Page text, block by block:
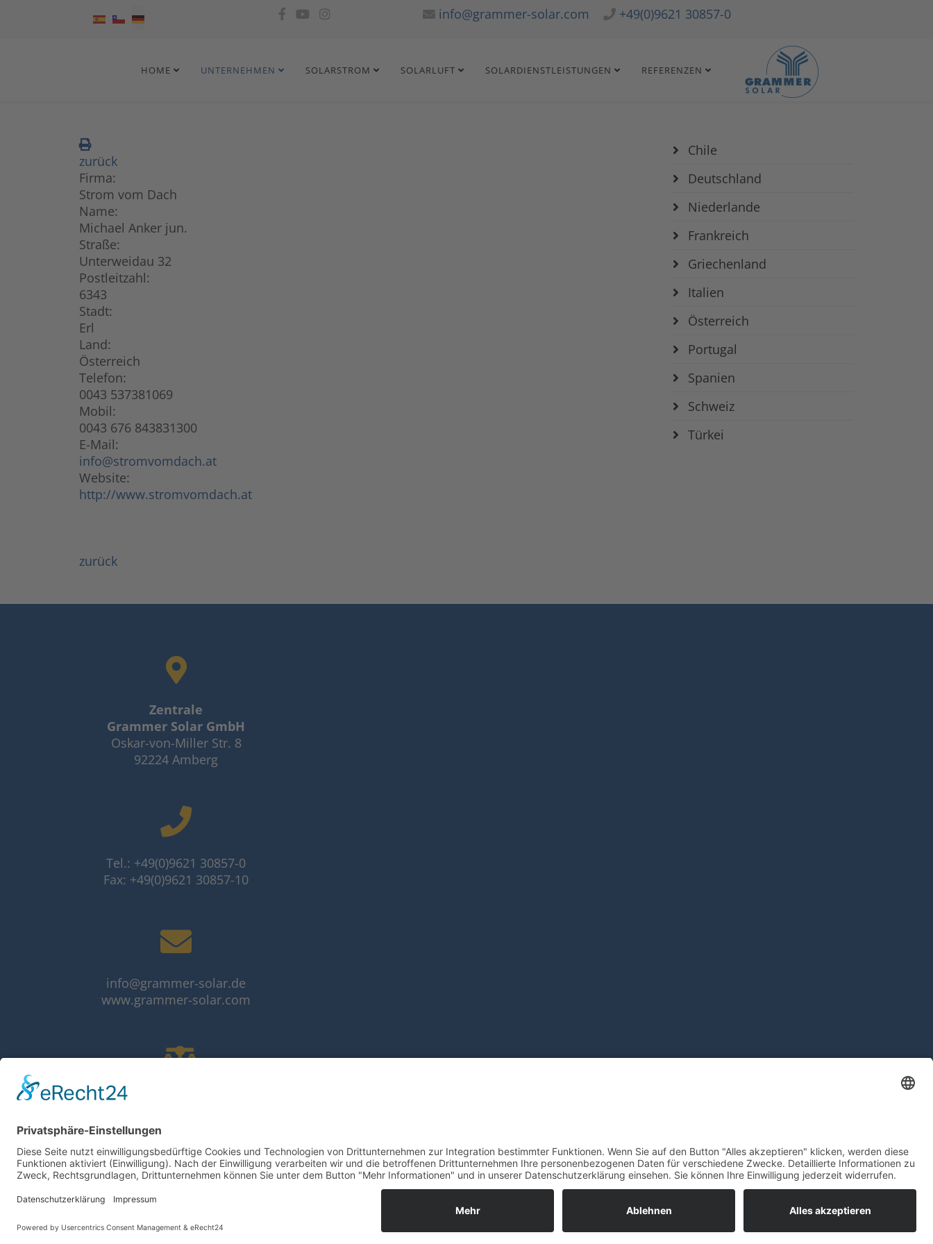
Sprache auswählen info@grammer-solar.com +49(0)9621 30857-0
HOME UNTERNEHMEN SOLARSTROM SOLARLUFT SOLARDIENSTLEISTUNGEN REFERENZEN
zurück
Firma:
Strom vom Dach
Name:
Michael Anker jun.
Straße:
Unterweidau 32
Postleitzahl:
6343
Stadt:
Erl
Land:
Österreich
Telefon:
0043 537381069
Mobil:
0043 676 843831300
E-Mail:
info@stromvomdach.at
Website:
http://www.stromvomdach.at
zurück
Chile
Deutschland
Niederlande
Frankreich
Griechenland
Italien
Österreich
Portugal
Spanien
Schweiz
Türkei
Zentrale
Grammer Solar GmbH
Oskar-von-Miller Str. 8
92224 Amberg
Tel.: +49(0)9621 30857-0
Fax: +49(0)9621 30857-10
info@grammer-solar.de
www.grammer-solar.com
Datenschutzerklärung
AGB
© 2026 Grammer Solar. All Rights Reserved. Designed by webfriends